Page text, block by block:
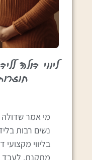
ליווי דולה
מי אמר
נשים רבות
בליווי מקצועי
מתקנת, לעבד